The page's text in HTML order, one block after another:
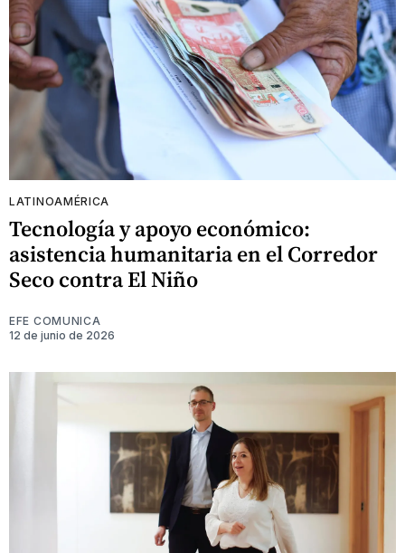
LATINOAMÉRICA
Tecnología y apoyo económico:
asistencia humanitaria en el Corredor
Seco contra El Niño
EFE COMUNICA
12 de junio de 2026